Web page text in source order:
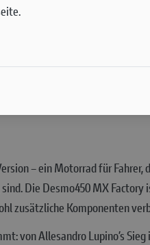
– ein Motorrad für
Die Desmo450 MX
zusätzliche Komponenten
von Allesandro Lupino’s